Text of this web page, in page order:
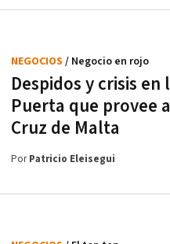
Despidos y crisis
Puerta que provee
Cruz de Malta
NEGOCIOS / Negocio en rojo
PorPatricio Eleisegui